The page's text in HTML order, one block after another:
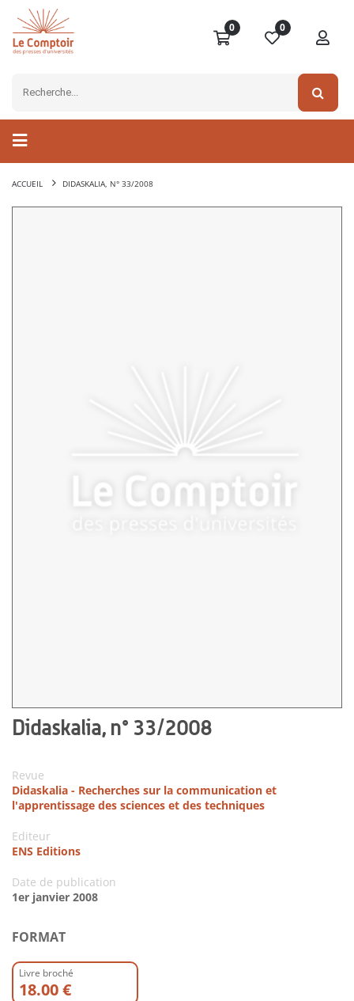
0 0
ACCUEIL DIDASKALIA, N° 33/2008
Didaskalia, n° 33/2008
Revue
Didaskalia - Recherches sur la communication et
l'apprentissage des sciences et des techniques
Editeur
ENS Editions
Date de publication
1er janvier 2008
FORMAT
Livre broché
18.00 €